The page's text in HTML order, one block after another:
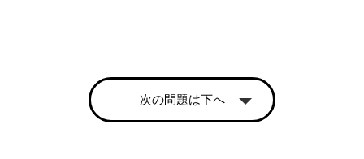
次の問題は下へ